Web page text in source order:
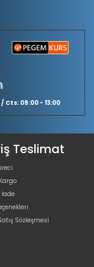
Cts: 09:00 - 13:00
Teslimat
Sözleşmesi